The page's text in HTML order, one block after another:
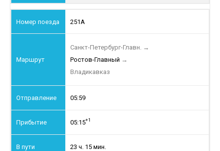
251А
Санкт-Петербург-Главн. →
Ростов-Главный →
Владикавказ
05:59
05:15+1
23 ч. 15 мин.